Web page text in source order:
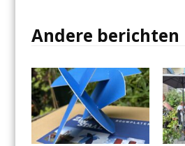
Andere berichten